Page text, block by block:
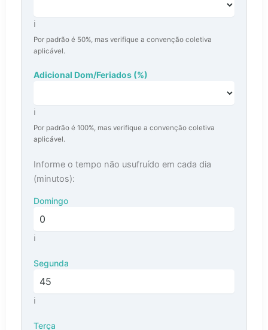
ℹ️
Por padrão é 50%, mas verifique a convenção coletiva
aplicável.
Adicional Dom/Feriados (%)
Percentual de adicional para domingos e feriados
ℹ️
Por padrão é 100%, mas verifique a convenção coletiva
aplicável.
Informe o tempo não usufruído em cada dia
(minutos):
Domingo
Tempo suprimido em minutos para domingos
ℹ️
Segunda
Tempo suprimido em minutos para segundas-feiras
ℹ️
Terça
Tempo suprimido em minutos para terças-feiras